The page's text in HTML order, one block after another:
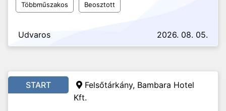
Többműszakos Beosztott
Udvaros 2026. 08. 05.
START
Felsőtárkány, Bambara Hotel
Kft.